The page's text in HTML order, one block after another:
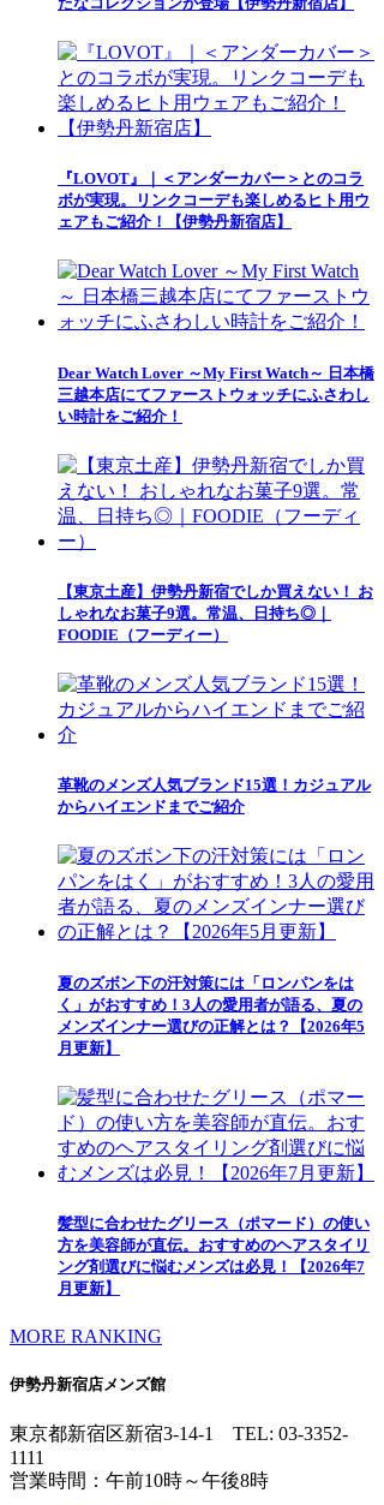
『LOVOT』｜＜アンダーカバー＞とのコラ
ボが実現。リンクコーデも楽しめるヒト用ウ
ェアもご紹介！【伊勢丹新宿店】
Dear Watch Lover ～My First Watch～ 日本橋
三越本店にてファーストウォッチにふさわし
い時計をご紹介！
【東京土産】伊勢丹新宿でしか買えない！ お
しゃれなお菓子9選。常温、日持ち◎｜
FOODIE（フーディー）
革靴のメンズ人気ブランド15選！カジュアル
からハイエンドまでご紹介
夏のズボン下の汗対策には「ロンパンをは
く」がおすすめ！3人の愛用者が語る、夏の
メンズインナー選びの正解とは？【2026年5
月更新】
髪型に合わせたグリース（ポマード）の使い
方を美容師が直伝。おすすめのヘアスタイリ
ング剤選びに悩むメンズは必見！【2026年7
月更新】
MORE RANKING
伊勢丹新宿店メンズ館
東京都新宿区新宿3-14-1 TEL: 03-3352-
1111
営業時間：午前10時～午後8時